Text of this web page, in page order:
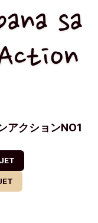
sa
アクションNO1